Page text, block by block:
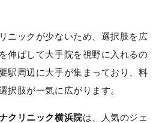
ニックが少ないため、選択肢を広
伸ばして大手院を視野に入れるの
駅周辺に大手が集まっており、料
択肢が一気に広がります。
クリニック横浜院は、人気のジェ